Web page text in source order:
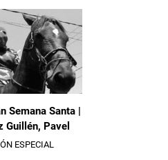
Semana Santa |
Guillén, Pavel
ESPECIAL